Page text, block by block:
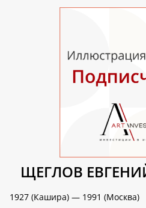
ЩЕГЛОВ
1927 (Кашира) — 1991 (Москва)